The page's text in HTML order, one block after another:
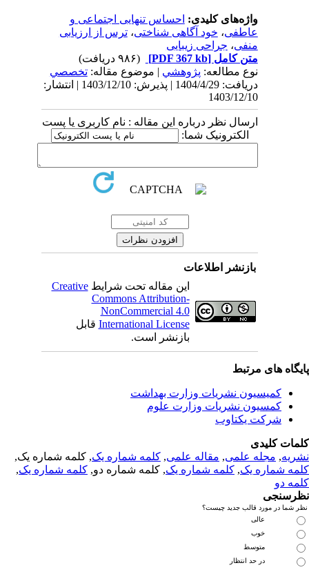
واژه‌های کلیدی:احساس تنهایی اجتماعی و
عاطفی،خود آگاهی شناختی،ترس از ارزیابی
منفی،جراحی زیبایی
متن کامل[PDF 367 kb]
نوع مطالعه:پژوهشي| موضوع مقاله:تخصصي
دریافت: 1404/4/29 | پذیرش: 1403/12/10 | انتشار:
1403/12/10
ارسال نظر درباره این مقاله : نام کاربری یا پست
الکترونیک شما:
بازنشر اطلاعات
این مقاله تحت شرایطCreative
Commons Attribution-
NonCommercial 4.0
International Licenseقابل
بازنشر است.
های مرتبط
کمیسیون نشریات وزارت بهداشت
کمسیون نشریات وزارت علوم
شرکت یکتاوب
کلیدی
,مجله علمی, مقاله علمی, کلمه شماره یک, کلمه شماره یک,
شماره یک,کلمه شماره یک, کلمه شماره دو,کلمه شماره یک,
دو
شما در مورد قالب جدید چیست؟
عالی
خوب
متوسط
در حد انتظار